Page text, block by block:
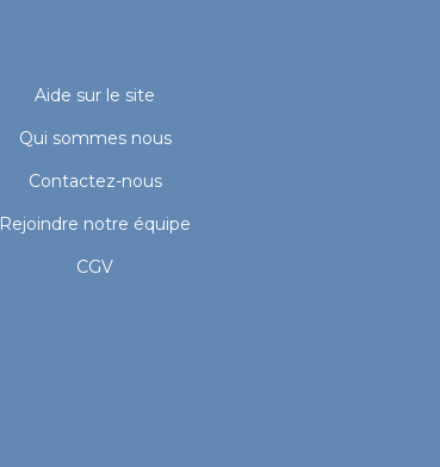
Aide sur le site
Qui sommes nous
Contactez-nous
Rejoindre notre équipe
CGV